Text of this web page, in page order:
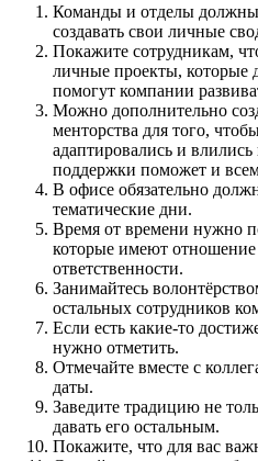
Команды и отделы
создавать свои личные
Покажите сотрудникам,
личные проекты, которые
помогут компании
Можно дополнительно
менторства для того,
адаптировались и
поддержки поможет и
В офисе обязательно
тематические дни.
Время от времени нужно
которые имеют отношение
ответственности.
Занимайтесь
остальных сотрудников
Если есть какие-то
нужно отметить.
Отмечайте вместе с
даты.
Заведите традицию не
давать его остальным.
Покажите, что для вас